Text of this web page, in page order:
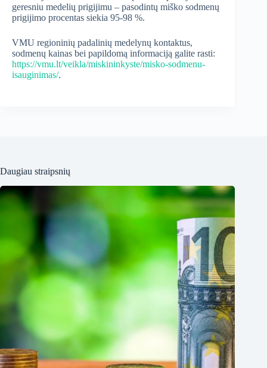
geresniu medelių prigijimu – pasodintų miško sodmenų
prigijimo procentas siekia 95-98 %.
VMU regioninių padalinių medelynų kontaktus,
sodmenų kainas bei papildomą informaciją galite rasti:
https://vmu.lt/veikla/miskininkyste/misko-sodmenu-
isauginimas/.
Daugiau straipsnių